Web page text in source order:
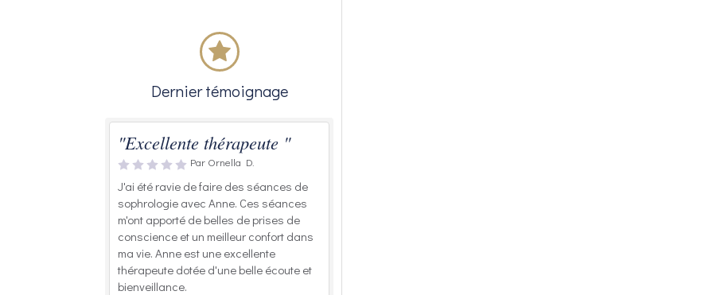
Dernier témoignage
"Excellente thérapeute "
Par Ornella D.
J'ai été ravie de faire des séances de
sophrologie avec Anne. Ces séances
m'ont apporté de belles de prises de
conscience et un meilleur confort dans
ma vie. Anne est une excellente
thérapeute dotée d'une belle écoute et
bienveillance.